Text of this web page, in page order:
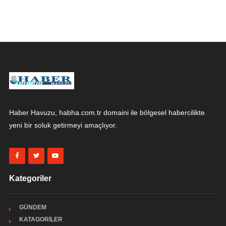
Haber Havuzu, habha.com.tr domaini ile bölgesel habercilikte
yeni bir soluk getirmeyi amaçlıyor.
Kategoriler
GÜNDEM
KATAGORİLER